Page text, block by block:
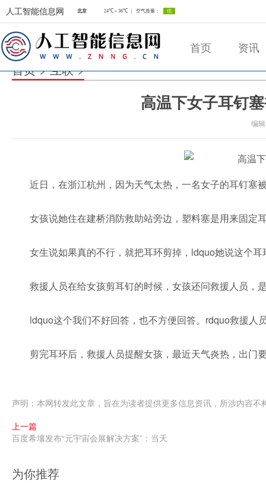
人工智能信息网
人工智能信息网
首页 资讯
首页>互联>
高温下女子耳钉
编
近日，在浙江杭州，因为天气太热，一名女子的耳钉塞
女孩说她住在建桥消防救助站旁边，塑料塞是用来固定
女生说如果真的不行，就把耳环剪掉，ldquo她说这个
救援人员在给女孩剪耳钉的时候，女孩还问救援人员，
ldquo这个我们不好回答，也不方便回答。rdquo救援
剪完耳环后，救援人员提醒女孩，最近天气炎热，出门
声明：本网转发此文章，旨在为读者提供更多信息资讯，所涉内容
上一篇
百度希壤发布“元宇宙会展解决方案”：当天
为你推荐